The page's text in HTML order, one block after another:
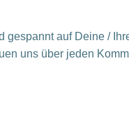
gespannt auf Deine /
uns über jeden